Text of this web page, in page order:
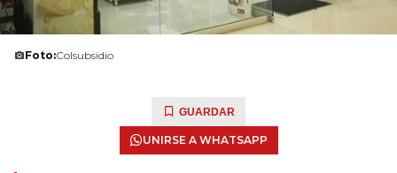
Foto:Colsubsidio
GUARDAR
UNIRSE A WHATSAPP